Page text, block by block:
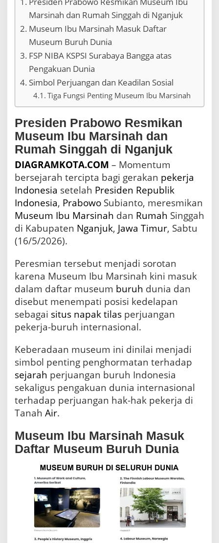
B
u
u
D
i
,
K
e
b
a
n
g
g
a
n
B
r
u
e
r
a
I
n
o
e
s
a
Marsinah dan Rumah Singgah di Nganjuk
Museum Ibu Marsinah Masuk Daftar
Museum Buruh Dunia
FSP NIBA KSPSI Surabaya Bangga atas
Pengakuan Dunia
Simbol Perjuangan dan Keadilan Sosial
Tiga Fungsi Penting Museum Ibu Marsinah
Presiden Prabowo Resmikan
Museum Ibu Marsinah dan
Rumah Singgah di Nganjuk
DIAGRAMKOTA.COM – Momentum
bersejarah tercipta bagi gerakan pekerja
Indonesia setelah Presiden Republik
Indonesia, Prabowo Subianto, meresmikan
Museum Ibu Marsinah dan Rumah Singgah
di Kabupaten Nganjuk, Jawa Timur, Sabtu
(16/5/2026).
Peresmian tersebut menjadi sorotan
karena Museum Ibu Marsinah kini masuk
dalam daftar museum buruh dunia dan
disebut menempati posisi kedelapan
sebagai situs napak tilas perjuangan
pekerja-buruh internasional.
Keberadaan museum ini dinilai menjadi
simbol penting penghormatan terhadap
sejarah perjuangan buruh Indonesia
sekaligus pengakuan dunia internasional
terhadap perjuangan hak-hak pekerja di
Tanah Air.
Museum Ibu Marsinah Masuk
Daftar Museum Buruh Dunia